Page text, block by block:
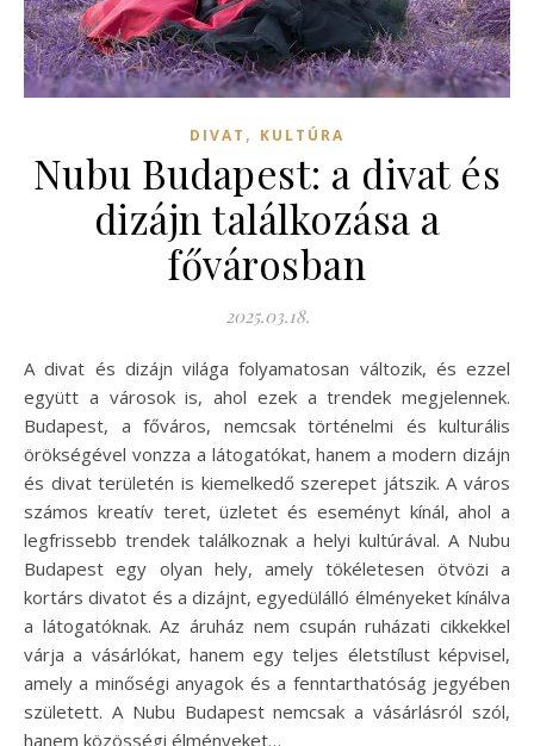
DIVAT , KULTÚRA
Nubu Budapest: a divat és
dizájn találkozása a
fővárosban
2025.03.18.
A divat és dizájn világa folyamatosan változik, és ezzel
együtt a városok is, ahol ezek a trendek megjelennek.
Budapest, a főváros, nemcsak történelmi és kulturális
örökségével vonzza a látogatókat, hanem a modern dizájn
és divat területén is kiemelkedő szerepet játszik. A város
számos kreatív teret, üzletet és eseményt kínál, ahol a
legfrissebb trendek találkoznak a helyi kultúrával. A Nubu
Budapest egy olyan hely, amely tökéletesen ötvözi a
kortárs divatot és a dizájnt, egyedülálló élményeket kínálva
a látogatóknak. Az áruház nem csupán ruházati cikkekkel
várja a vásárlókat, hanem egy teljes életstílust képvisel,
amely a minőségi anyagok és a fenntarthatóság jegyében
született. A Nubu Budapest nemcsak a vásárlásról szól,
hanem közösségi élményeket…